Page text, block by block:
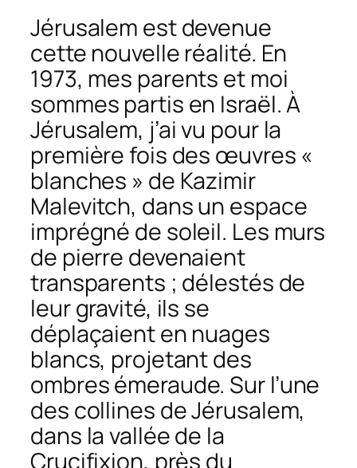
Jérusalem est devenue
cette nouvelle réalité. En
1973, mes parents et moi
sommes partis en Israël. À
Jérusalem, j’ai vu pour la
première fois des œuvres «
blanches » de Kazimir
Malevitch, dans un espace
imprégné de soleil. Les murs
de pierre devenaient
transparents ; délestés de
leur gravité, ils se
déplaçaient en nuages
blancs, projetant des
ombres émeraude. Sur l’une
des collines de Jérusalem,
dans la vallée de la
Crucifixion, près du